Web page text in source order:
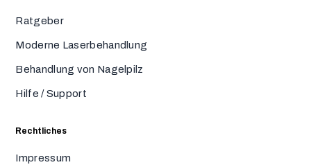
Ratgeber
Moderne Laserbehandlung
Behandlung von Nagelpilz
Hilfe / Support
Rechtliches
Impressum